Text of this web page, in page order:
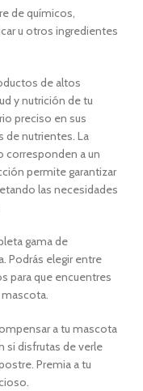
de químicos,
u otros ingredientes
de altos
y nutrición de tu
preciso en sus
nutrientes. La
corresponden a un
permite garantizar
las necesidades
gama de
Podrás elegir entre
para que encuentres
a tu mascota
si disfrutas de verle
Premia a tu